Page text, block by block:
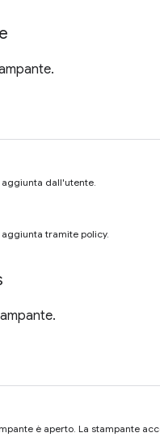
aggiunta dall'utente.
tramite policy.
è aperto. La stampante